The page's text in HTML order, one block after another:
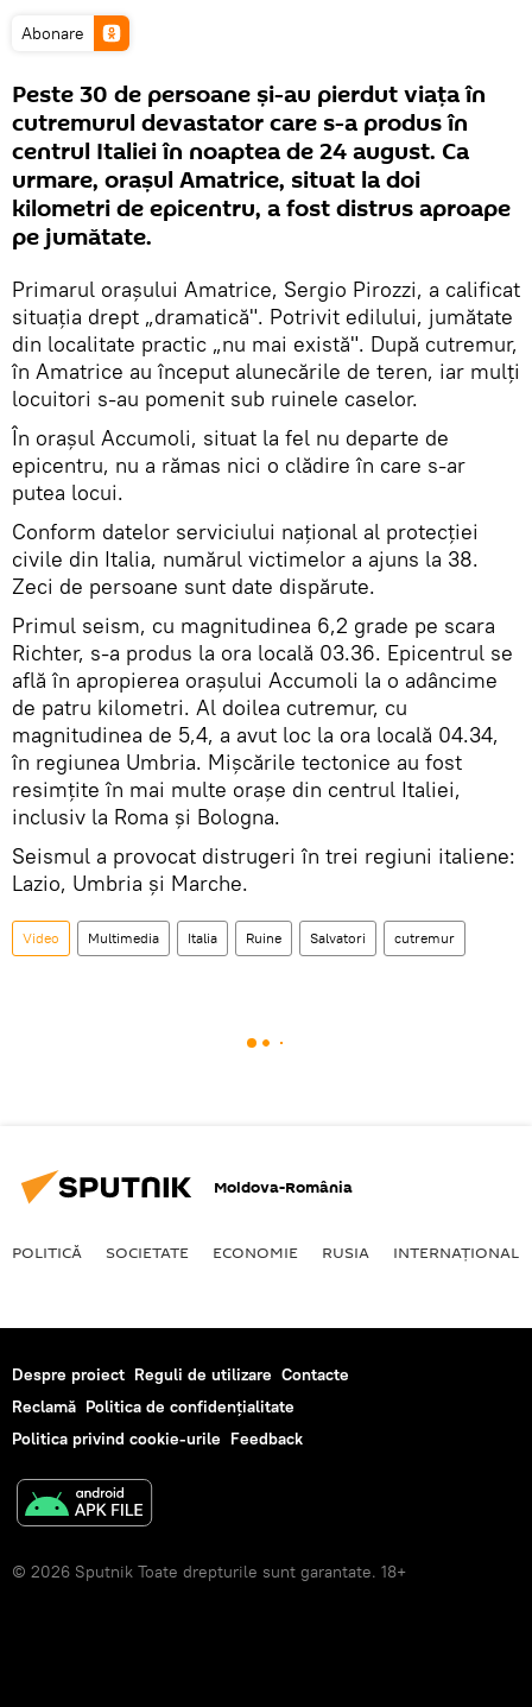
Abonare
Peste 30 de persoane și-au pierdut viața în
cutremurul devastator care s-a produs în
centrul Italiei în noaptea de 24 august. Ca
urmare, orașul Amatrice, situat la doi
kilometri de epicentru, a fost distrus aproape
pe jumătate.
Primarul orașului Amatrice, Sergio Pirozzi, a calificat
situația drept „dramatică". Potrivit edilului, jumătate
din localitate practic „nu mai există". După cutremur,
în Amatrice au început alunecările de teren, iar mulți
locuitori s-au pomenit sub ruinele caselor.
În orașul Accumoli, situat la fel nu departe de
epicentru, nu a rămas nici o clădire în care s-ar
putea locui.
Conform datelor serviciului național al protecției
civile din Italia, numărul victimelor a ajuns la 38.
Zeci de persoane sunt date dispărute.
Primul seism, cu magnitudinea 6,2 grade pe scara
Richter, s-a produs la ora locală 03.36. Epicentrul se
află în apropierea orașului Accumoli la o adâncime
de patru kilometri. Al doilea cutremur, cu
magnitudinea de 5,4, a avut loc la ora locală 04.34,
în regiunea Umbria. Mișcările tectonice au fost
resimțite în mai multe orașe din centrul Italiei,
inclusiv la Roma și Bologna.
Seismul a provocat distrugeri în trei regiuni italiene:
Lazio, Umbria și Marche.
Video Multimedia Italia Ruine Salvatori cutremur
Moldova-România
POLITICĂ SOCIETATE ECONOMIE RUSIA INTERNAŢIONAL
Despre proiect Reguli de utilizare Contacte
Reclamă Politica de confidențialitate
Politica privind cookie-urile Feedback
© 2026 Sputnik Toate drepturile sunt garantate. 18+